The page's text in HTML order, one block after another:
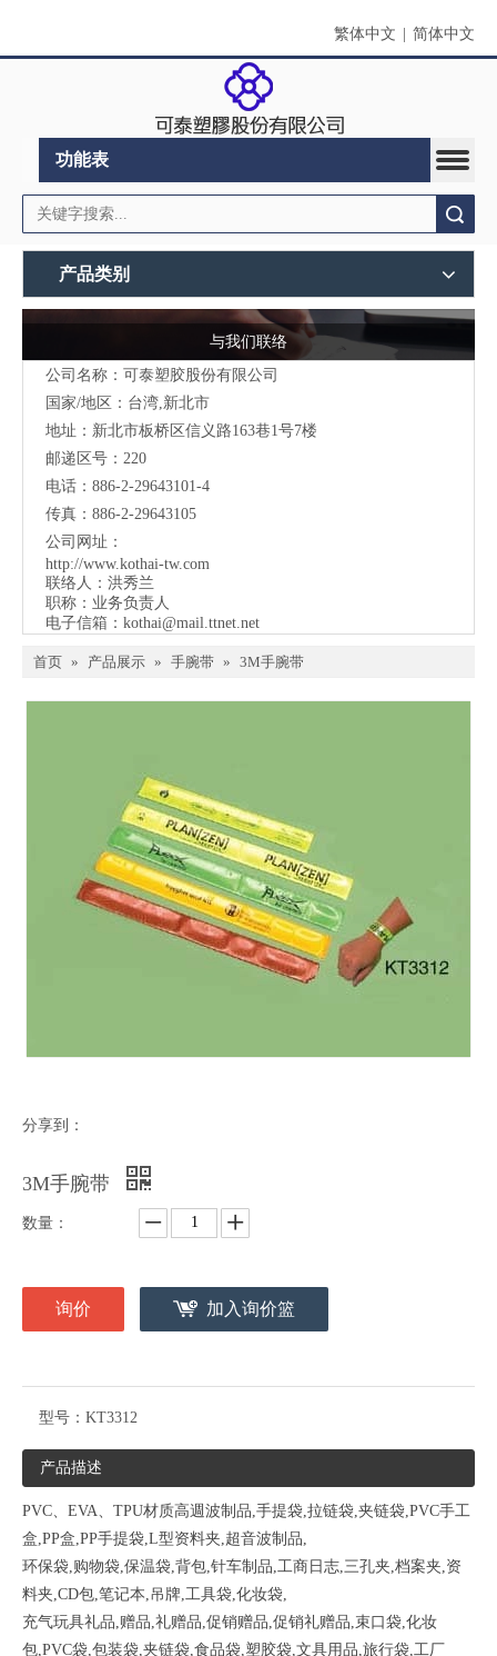
繁体中文 简体中文
功能表
产品类别
与我们联络
公司名称：可泰塑胶股份有限公司
国家/地区：台湾,新北市
地址：新北市板桥区信义路163巷1号7楼
邮递区号：220
电话：886-2-29643101-4
传真：886-2-29643105
公司网址：
http://www.kothai-tw.com
联络人：洪秀兰
职称：业务负责人
电子信箱： kothai@mail.ttnet.net
首页 » 产品展示 » 手腕带 » 3M手腕带
分享到：
3M手腕带
数量：
询价 加入询价篮
型号： KT3312
产品描述
PVC、EVA、TPU材质高週波制品,手提袋,拉链袋,夹链袋,PVC手工
盒,PP盒,PP手提袋,L型资料夹,超音波制品,
环保袋,购物袋,保温袋,背包,针车制品,工商日志,三孔夹,档案夹,资
料夹,CD包,笔记本,吊牌,工具袋,化妆袋,
充气玩具礼品,赠品,礼赠品,促销赠品,促销礼赠品,束口袋,化妆
包,PVC袋,包装袋,夹链袋,食品袋,塑胶袋,文具用品,旅行袋,工厂